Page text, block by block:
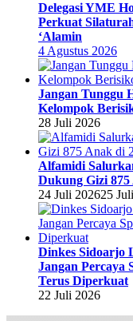
Delegasi YME
Perkuat
‘Alamin
4 Agustus 2026
Jangan Tunggu
Kelompok
28 Juli 2026
Alfamidi
Dukung Gizi
24 Juli 202625
Dinkes Sidoarjo
Jangan Percaya
Terus Diperkuat
22 Juli 2026